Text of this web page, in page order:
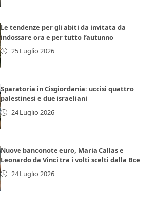
Le tendenze per gli abiti da invitata da
indossare ora e per tutto l’autunno
25 Luglio 2026
Sparatoria in Cisgiordania: uccisi quattro
palestinesi e due israeliani
24 Luglio 2026
Nuove banconote euro, Maria Callas e
Leonardo da Vinci tra i volti scelti dalla Bce
24 Luglio 2026